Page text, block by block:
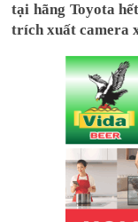
tại hãng Toyota
trích xuất camera